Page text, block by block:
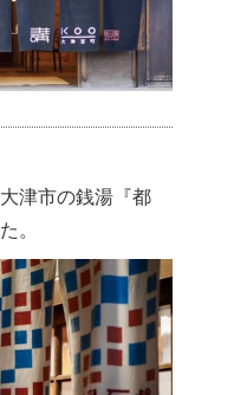
津市の銭湯『都
。